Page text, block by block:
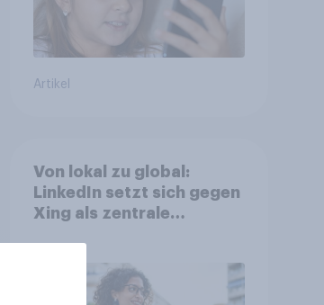
Artikel
Von lokal zu global:
LinkedIn setzt sich gegen
Xing als zentrale